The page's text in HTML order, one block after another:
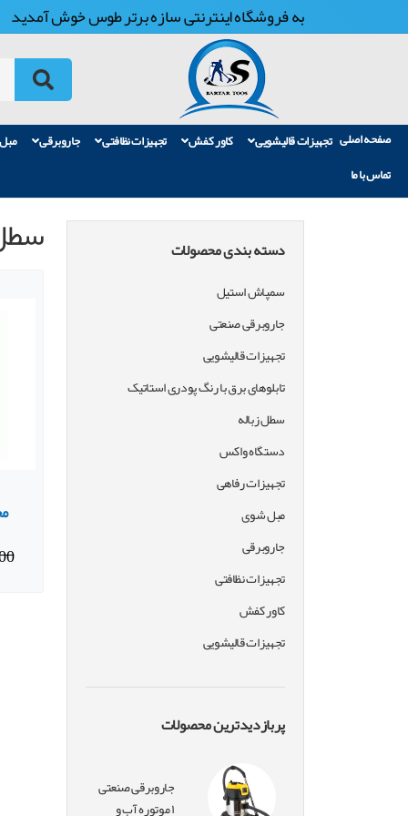
به فروشگاه اینترنتی سازه برتر طوس خوش آمدید
صفحه اصلی تجهیزات قالیشویی کاور کفش تجهیزات نظافتی جاروبرقی
تماس با ما
دسته بندی محصولات
سمپاش استیل
جاروبرقی صنعتی
تجهیزات قالیشویی
تابلوهای برق با رنگ پودری استاتیک
سطل زباله
دستگاه واکس
تجهیزات رفاهی
مبل شوی
جاروبرقی
تجهیزات نظافتی
کاور کفش
تجهیزات قالیشویی
پربازدیدترین محصولات
جاروبرقی صنعتی
۱ موتوره آب و